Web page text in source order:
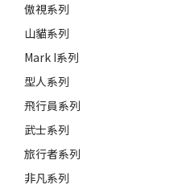
傲視系列
山貓系列
Mark I系列
型人系列
飛行員系列
武士系列
旅行者系列
非凡系列